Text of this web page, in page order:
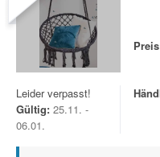
Leider verpasst!
Gültig: 25.11. -
06.01.